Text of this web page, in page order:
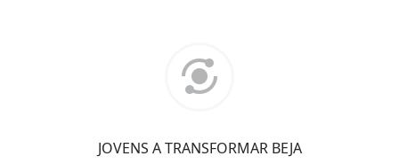
JOVENS A TRANSFORMAR BEJA